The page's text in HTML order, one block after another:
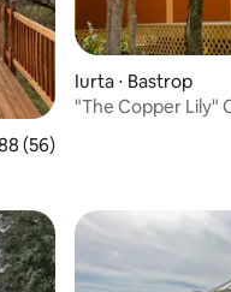
de uma avaliação média de
(56)
Iurta ⋅ Bastrop
"The Copper Lily"